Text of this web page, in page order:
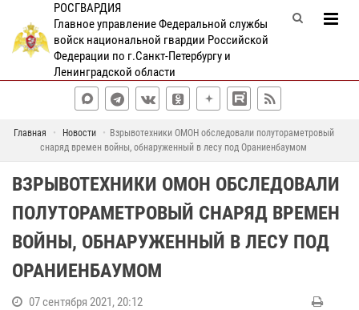
РОСГВАРДИЯ
Главное управление Федеральной службы
войск национальной гвардии Российской
Федерации по г.Санкт-Петербургу и
Ленинградской области
Главная Новости
Взрывотехники ОМОН обследовали полутораметровый
снаряд времен войны, обнаруженный в лесу под Ораниенбаумом
ВЗРЫВОТЕХНИКИ ОМОН ОБСЛЕДОВАЛИ
ПОЛУТОРАМЕТРОВЫЙ СНАРЯД ВРЕМЕН
ВОЙНЫ, ОБНАРУЖЕННЫЙ В ЛЕСУ ПОД
ОРАНИЕНБАУМОМ
07 сентября 2021, 20:12